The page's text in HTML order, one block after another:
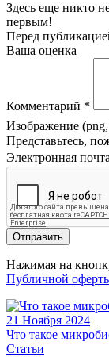
Здесь еще никто
первым!
Перед
Ваша оценка
Комментарий *
Изображение
Представьтесь,
Электронная почта
Отправить
Нажимая на
Публичной
21 Ноября 2024
Что такое
Статьи